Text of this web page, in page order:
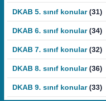
DKAB 5. sınıf konular (31)
DKAB 6. sınıf konular (34)
DKAB 7. sınıf konular (32)
DKAB 8. sınıf konular (36)
DKAB 9. sınıf konular (33)